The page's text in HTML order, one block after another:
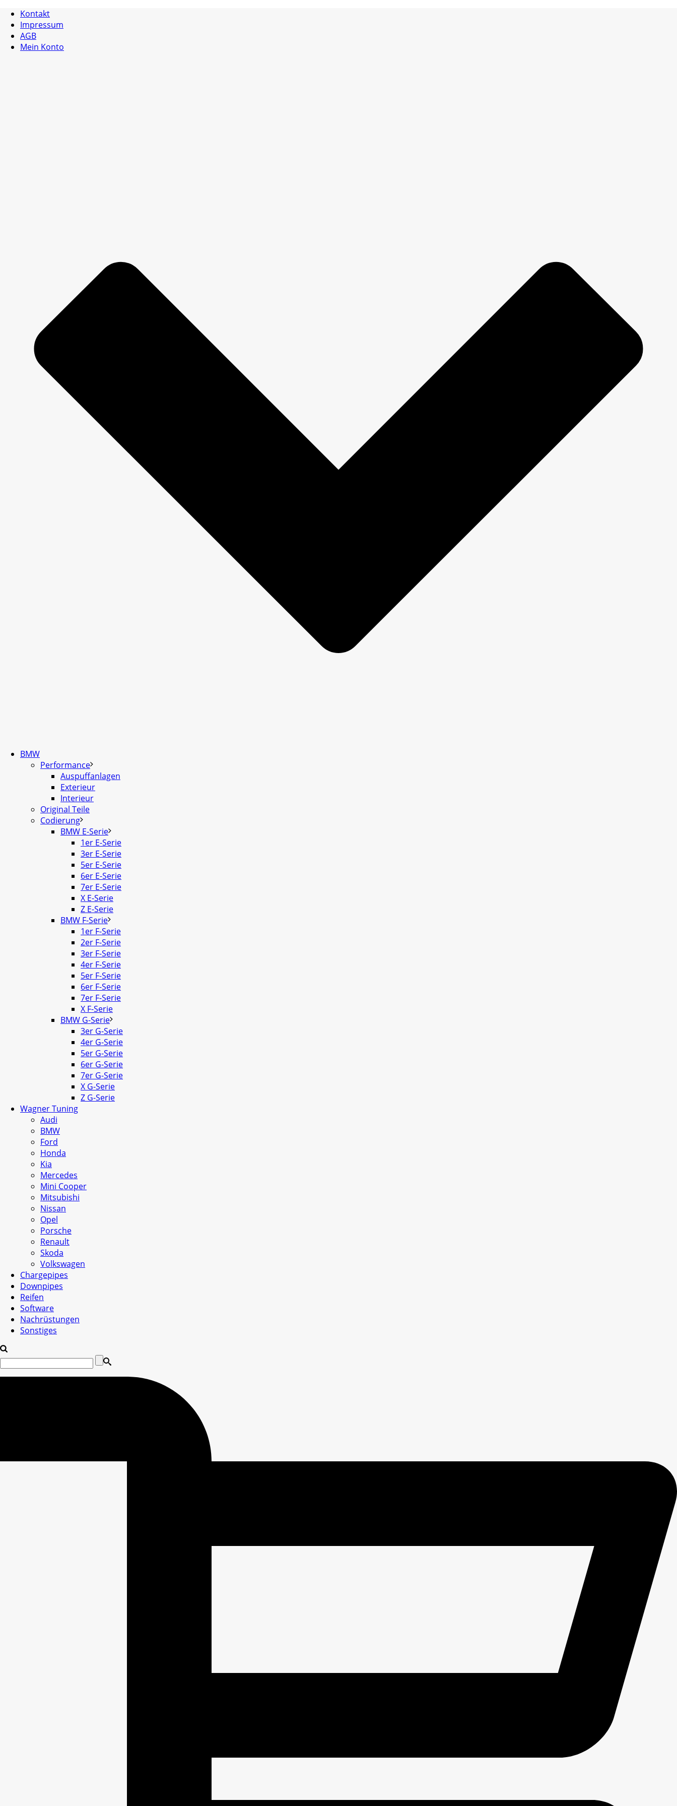
Kontakt
Impressum
AGB
Mein Konto
BMW
Performance
Auspuffanlagen
Exterieur
Interieur
Original Teile
Codierung
BMW E-Serie
1er E-Serie
3er E-Serie
5er E-Serie
6er E-Serie
7er E-Serie
X E-Serie
Z E-Serie
BMW F-Serie
1er F-Serie
2er F-Serie
3er F-Serie
4er F-Serie
5er F-Serie
6er F-Serie
7er F-Serie
X F-Serie
BMW G-Serie
3er G-Serie
4er G-Serie
5er G-Serie
6er G-Serie
7er G-Serie
X G-Serie
Z G-Serie
Wagner Tuning
Audi
BMW
Ford
Honda
Kia
Mercedes
Mini Cooper
Mitsubishi
Nissan
Opel
Porsche
Renault
Skoda
Volkswagen
Chargepipes
Downpipes
Reifen
Software
Nachrüstungen
Sonstiges